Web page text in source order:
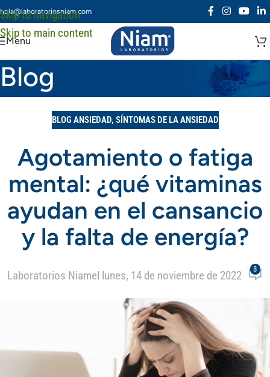
Skip to navigation
Skip to main content
hola@laboratoriosniam.com
Menu
Blog
BLOG ANSIEDAD, SÍNTOMAS DE LA ANSIEDAD
Agotamiento o fatiga
mental: ¿qué vitaminas
ayudan en el cansancio
y la falta de energía?
Laboratorios Niamel lunes, 14 de noviembre de 2022 8